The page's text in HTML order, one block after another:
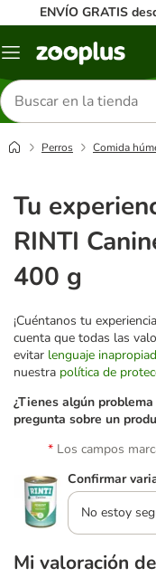
ENVÍO GRATIS
Menú
Buscar
productos
Perros Comida
Tu
RINTI
400 g
¡Cuéntanos tu
cuenta que todas las
evitar lenguaje
nuestra política de
¿Tienes algún
pregunta sobre un
Los campos
Confirmar
No estoy
Mi valoración